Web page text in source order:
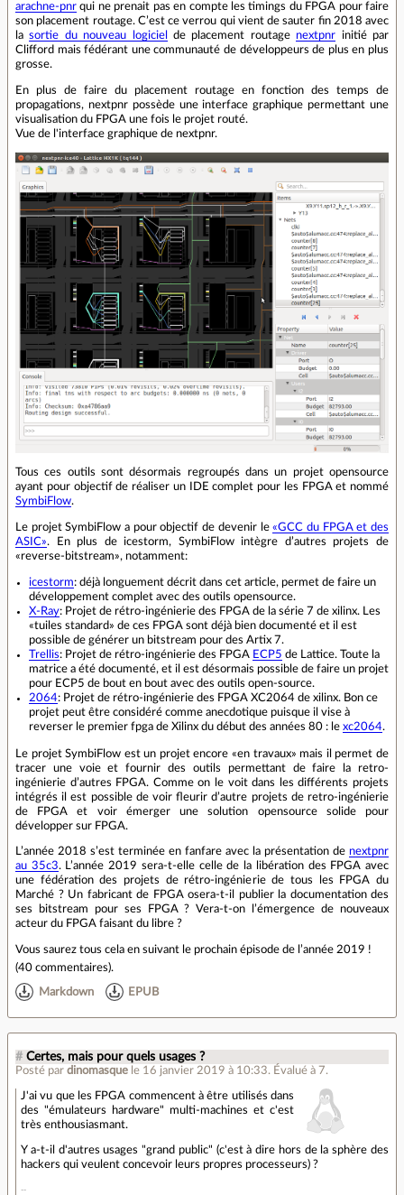
arachne-pnr qui ne prenait pas en compte les timings du FPGA pour faire
son placement routage. C’est ce verrou qui vient de sauter fin 2018 avec
lasortie du nouveau logiciel de placement routage nextpnr initié par
Clifford mais fédérant une communauté de développeurs de plus en plus
grosse.
En plus de faire du placement routage en fonction des temps de
propagations, nextpnr possède une interface graphique permettant une
visualisation du FPGA une fois le projet routé.
Vue de l'interface graphique de nextpnr.
Tous ces outils sont désormais regroupés dans un projet opensource
ayant pour objectif de réaliser un IDE complet pour les FPGA et nommé
SymbiFlow.
Le projet SymbiFlow a pour objectif de devenir le«GCC du FPGA et des
ASIC». En plus de icestorm, SymbiFlow intègre d’autres projets de
«reverse-bitstream», notamment:
icestorm: déjà longuement décrit dans cet article, permet de faire un
développement complet avec des outils opensource.
X-Ray: Projet de rétro-ingénierie des FPGA de la série 7 de xilinx. Les
«tuiles standard» de ces FPGA sont déjà bien documenté et il est
possible de générer un bitstream pour des Artix 7.
Trellis: Projet de rétro-ingénierie des FPGA ECP5 de Lattice. Toute la
matrice a été documenté, et il est désormais possible de faire un projet
pour ECP5 de bout en bout avec des outils open-source.
2064: Projet de rétro-ingénierie des FPGA XC2064 de xilinx. Bon ce
projet peut être considéré comme anecdotique puisque il vise à
reverser le premier fpga de Xilinx du début des années 80 : le xc2064.
Le projet SymbiFlow est un projet encore «en travaux» mais il permet de
tracer une voie et fournir des outils permettant de faire la retro-
ingénierie d’autres FPGA. Comme on le voit dans les différents projets
intégrés il est possible de voir fleurir d’autre projets de retro-ingénierie
de FPGA et voir émerger une solution opensource solide pour
développer sur FPGA.
L’année 2018 s’est terminée en fanfare avec la présentation de nextpnr
au 35c3. L’année 2019 sera-t-elle celle de la libération des FPGA avec
une fédération des projets de rétro-ingénierie de tous les FPGA du
Marché ? Un fabricant de FPGA osera-t-il publier la documentation des
ses bitstream pour ses FPGA ? Vera-t-on l’émergence de nouveaux
acteur du FPGA faisant du libre ?
Vous saurez tous cela en suivant le prochain épisode de l’année 2019 !
(40 commentaires).
Markdown EPUB
# Certes, mais pour quels usages ?
Posté par dinomasque le 16 janvier 2019 à 10:33. Évalué à 7.
J'ai vu que les FPGA commencent à être utilisés dans
des "émulateurs hardware" multi-machines et c'est
très enthousiasmant.
Y a-t-il d'autres usages "grand public" (c'est à dire hors de la sphère des
hackers qui veulent concevoir leurs propres processeurs) ?